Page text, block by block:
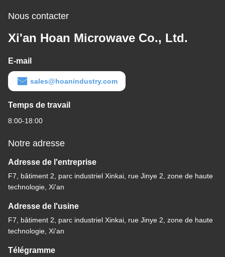
Nous contacter
Xi'an Hoan Microwave Co., Ltd.
E-mail
sales@hoanindustry.com
Temps de travail
8:00-18:00
Notre adresse
Adresse de l'entreprise
F7, bâtiment 2, parc industriel Xinkai, rue Jinye 2, zone de haute
technologie, Xi'an
Adresse de l'usine
F7, bâtiment 2, parc industriel Xinkai, rue Jinye 2, zone de haute
technologie, Xi'an
Télégramme